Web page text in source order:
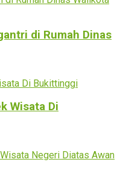
di Rumah Dinas
Wisata Di